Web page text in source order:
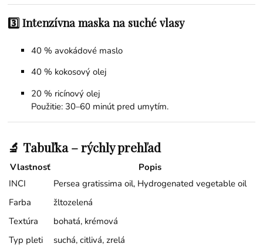
3️⃣ Intenzívna maska na suché vlasy
40 % avokádové maslo
40 % kokosový olej
20 % ricínový olej
Použitie: 30–60 minút pred umytím.
🔬 Tabuľka – rýchly prehľad
Vlastnosť
Popis
INCI
Persea gratissima oil, Hydrogenated vegetable oil
Farba
žltozelená
Textúra
bohatá, krémová
Typ pleti
suchá, citlivá, zrelá